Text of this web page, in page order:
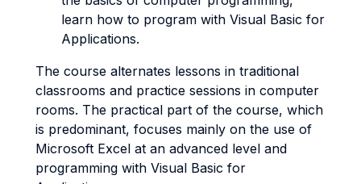
learn how to program with Visual Basic for
Applications.
The course alternates lessons in traditional
classrooms and practice sessions in computer
rooms. The practical part of the course, which
is predominant, focuses mainly on the use of
Microsoft Excel at an advanced level and
programming with Visual Basic for